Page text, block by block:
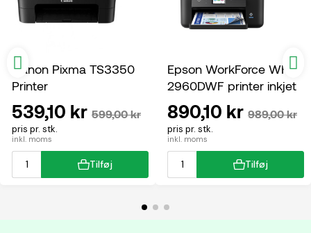
Canon Pixma TS3350
Printer
pris pr. stk.
inkl. moms
539,10 kr 599,00 kr
Tilføj
Epson WorkForce WF-
2960DWF printer inkjet
multifunktion
pris pr. stk.
inkl. moms
890,10 kr 989,00 kr
Tilføj